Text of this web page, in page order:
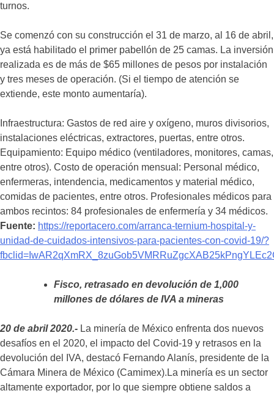
turnos.
Se comenzó con su construcción el 31 de marzo, al 16 de abril,
ya está habilitado el primer pabellón de 25 camas. La inversión
realizada es de más de $65 millones de pesos por instalación
y tres meses de operación. (Si el tiempo de atención se
extiende, este monto aumentaría).
Infraestructura: Gastos de red aire y oxígeno, muros divisorios,
instalaciones eléctricas, extractores, puertas, entre otros.
Equipamiento: Equipo médico (ventiladores, monitores, camas,
entre otros). Costo de operación mensual: Personal médico,
enfermeras, intendencia, medicamentos y material médico,
comidas de pacientes, entre otros. Profesionales médicos para
ambos recintos: 84 profesionales de enfermería y 34 médicos.
Fuente: https://reportacero.com/arranca-ternium-hospital-y-
unidad-de-cuidados-intensivos-para-pacientes-con-covid-19/?
Fisco, retrasado en devolución de 1,000
millones de dólares de IVA a mineras
20 de abril 2020.- La minería de México enfrenta dos nuevos
desafíos en el 2020, el impacto del Covid-19 y retrasos en la
devolución del IVA, destacó Fernando Alanís, presidente de la
Cámara Minera de México (Camimex).La minería es un sector
altamente exportador, por lo que siempre obtiene saldos a